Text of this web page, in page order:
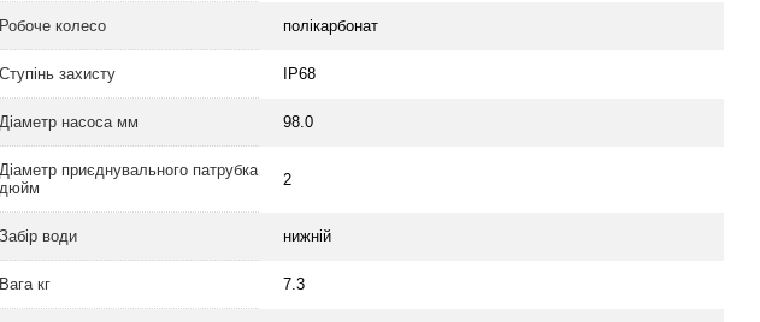
Робоче колесо полікарбонат
Ступінь захисту IP68
Діаметр насоса мм 98.0
Діаметр приєднувального патрубка
дюйм
2
Забір води нижній
Вага кг 7.3